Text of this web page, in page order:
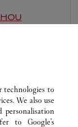
technologies to
We also use
personalisation
to Google's